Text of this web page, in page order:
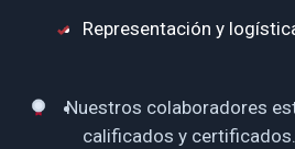
Representación y
Nuestros colaboradores
calificados y certificados.